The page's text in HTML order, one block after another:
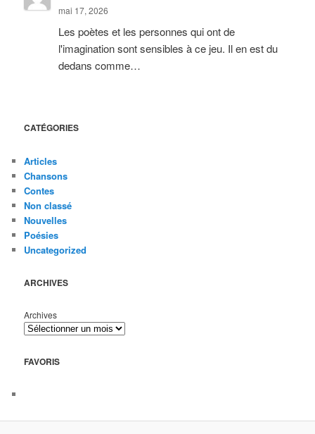
mai 17, 2026
Les poètes et les personnes qui ont de
l'imagination sont sensibles à ce jeu. Il en est du
dedans comme…
CATÉGORIES
Articles
Chansons
Contes
Non classé
Nouvelles
Poésies
Uncategorized
ARCHIVES
Archives
FAVORIS